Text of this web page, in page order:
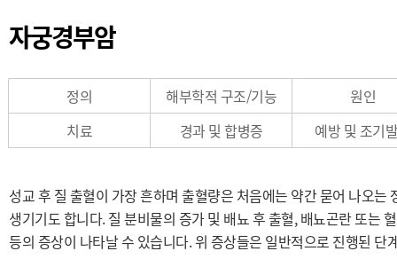
자궁경부암
정의 해부학적 구조/기능
원인
치료
경과 및 합병증 예방 및 조기
성교 후 질 출혈이 가장 흔하며 출혈량은 처음에는 약간 묻어 나오
생기기도 합니다. 질 분비물의 증가 및 배뇨 후 출혈, 배뇨곤란 또는
등의 증상이 나타날 수 있습니다. 위 증상들은 일반적으로 진행된 단